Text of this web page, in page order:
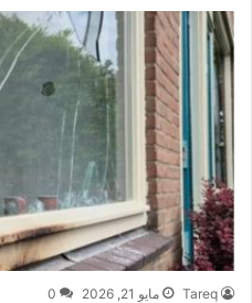
Tareq مايو 21, 2026 0